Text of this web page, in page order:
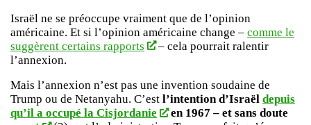
Israël ne se préoccupe vraiment que de l’opinion
américaine. Et si l’opinion américaine change – comme le
suggèrent certains rapports
– cela pourrait ralentir
l’annexion.
Mais l’annexion n’est pas une invention soudaine de
Trump ou de Netanyahu. C’est l’intention d’Israël depuis
qu’il a occupé la Cisjordanie
en 1967 – et sans doute